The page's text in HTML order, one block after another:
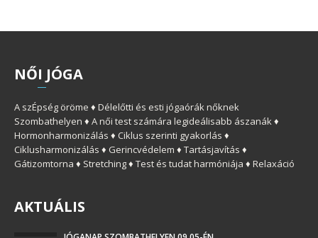
NŐI JÓGA
A szÉpség öröme ♦ Délelőtti és esti jógaórák nőknek
Szombathelyen ♦ A női test számára legideálisabb ászanák ♦
Hormonharmonizálás ♦ Ciklus szerinti gyakorlás ♦
Ciklusharmonizálás ♦ Gerincvédelem ♦ Tartásjavítás ♦
Gátizomtorna ♦ Stretching ♦ Test és tudat harmóniája ♦ Relaxáció
AKTUÁLIS